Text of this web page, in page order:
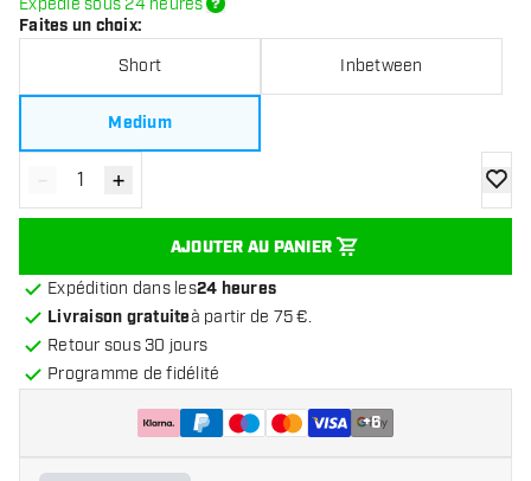
Expédié sous 24 heures
Faites un choix:
Short Inbetween
Medium
Diminuer la quantité
- Augmenter la quantité
+
AJOUTER AU PANIER
Expédition dans les24 heures
Livraison gratuiteà partir de 75 €.
Retour sous 30 jours
Programme de fidélité
+6